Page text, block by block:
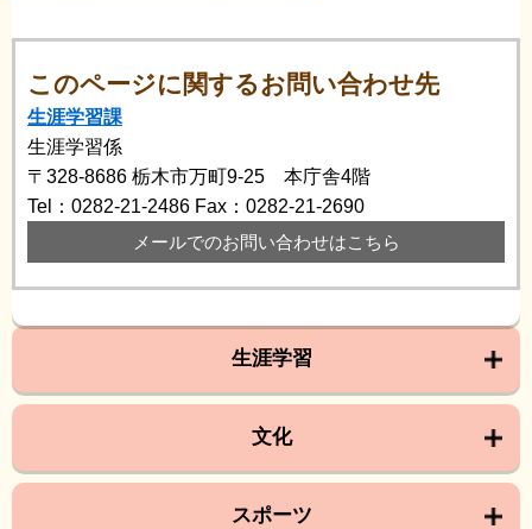
このページに関するお問い合わせ先
生涯学習課
生涯学習係
〒328-8686 栃木市万町9-25 本庁舎4階
Tel：0282-21-2486 Fax：0282-21-2690
メールでのお問い合わせはこちら
生涯学習
文化
スポーツ